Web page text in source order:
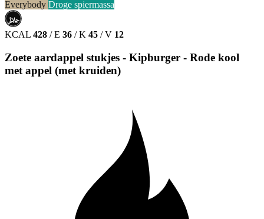
Everybody Droge spiermassa
حلال
HALAL
KCAL 428 / E 36 / K 45 / V 12
Zoete aardappel stukjes - Kipburger - Rode kool
met appel (met kruiden)